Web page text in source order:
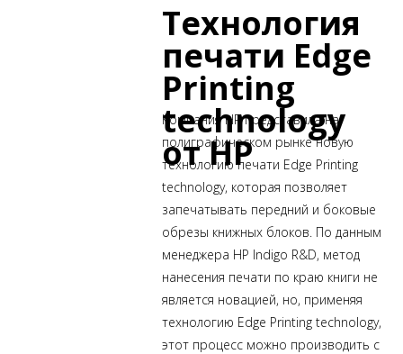
Технология
печати Edge
Printing
technology
от HP
КомпанияHP представила на
полиграфическом рынке новую
технологию печати Edge Printing
technology, которая позволяет
запечатывать передний и боковые
обрезы книжных блоков. По данным
менеджера НР Indigo R&D, метод
нанесения печати по краю книги не
является новацией, но, применяя
технологию Edge Printing technology,
этот процесс можно производить с